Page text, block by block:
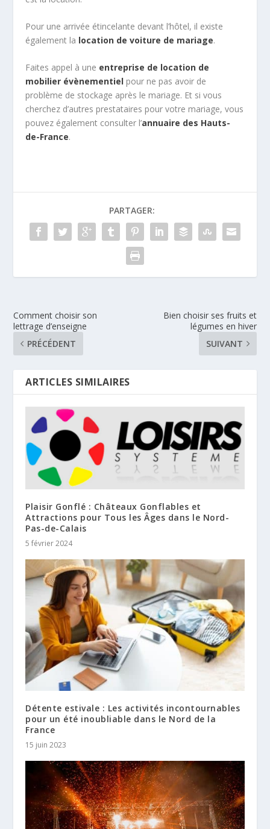
Pour une arrivée étincelante devant l’hôtel, il existe
également la location de voiture de mariage.
Faites appel à une entreprise de location de
mobilier évènementiel pour ne pas avoir de
problème de stockage après le mariage. Et si vous
cherchez d’autres prestataires pour votre mariage, vous
pouvez également consulter l’annuaire des Hauts-
de-France.
PARTAGER:
Comment choisir son
lettrage d’enseigne
PRÉCÉDENT
Bien choisir ses fruits et
légumes en hiver
SUIVANT
ARTICLES SIMILAIRES
Plaisir Gonflé : Châteaux Gonflables et
Attractions pour Tous les Âges dans le Nord-
Pas-de-Calais
5 février 2024
Détente estivale : Les activités incontournables
pour un été inoubliable dans le Nord de la
France
15 juin 2023